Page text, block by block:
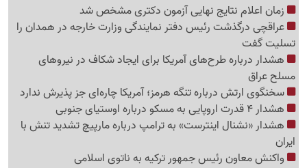
زمان اعلام نتایج نهایی آزمون دکتری مشخص شد
عراقچی درگذشت رئیس دفتر نمایندگی وزارت خارجه در همدان را
تسلیت گفت
هشدار درباره طرح‌های آمریکا برای ایجاد شکاف در نیروهای
مسلح عراق
سخنگوی ارتش درباره تنگه هرمز؛ آمریکا چاره‌ای جز پذیرش ندارد
هشدار 4 قدرت اروپایی به مسکو درباره اوستیای جنوبی
هشدار «نشنال اینترست» به ترامپ درباره مارپیچ تشدید تنش با
ایران
واکنش معاون رئیس جمهور ترکیه به ناتوی اسلامی